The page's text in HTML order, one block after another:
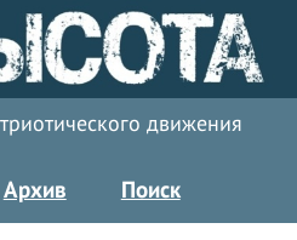
движения
Архив Поиск